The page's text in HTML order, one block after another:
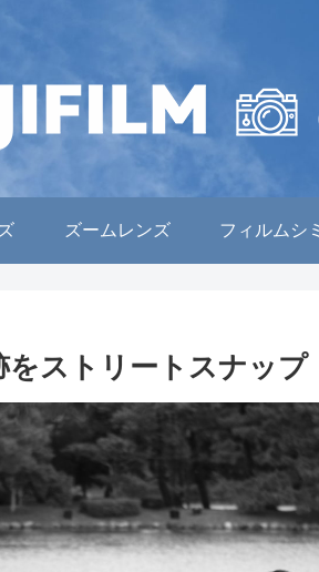
ズームレンズ フィルムシ
をストリートスナップ